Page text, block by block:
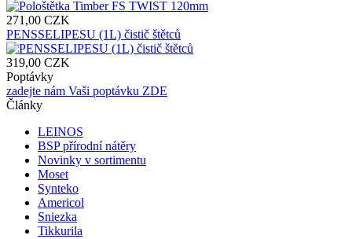
271,00 CZK
PENSSELIPESU (1L) čistič štětců
319,00 CZK
Poptávky
zadejte nám Vaši poptávku ZDE
Články
LEINOS
BSP přírodní nátěry
Novinky v sortimentu
Moset
Synteko
Americol
Sniezka
Tikkurila